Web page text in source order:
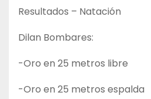
Resultados – Natación
Dilan Bombares:
-Oro en 25 metros libre
-Oro en 25 metros espalda